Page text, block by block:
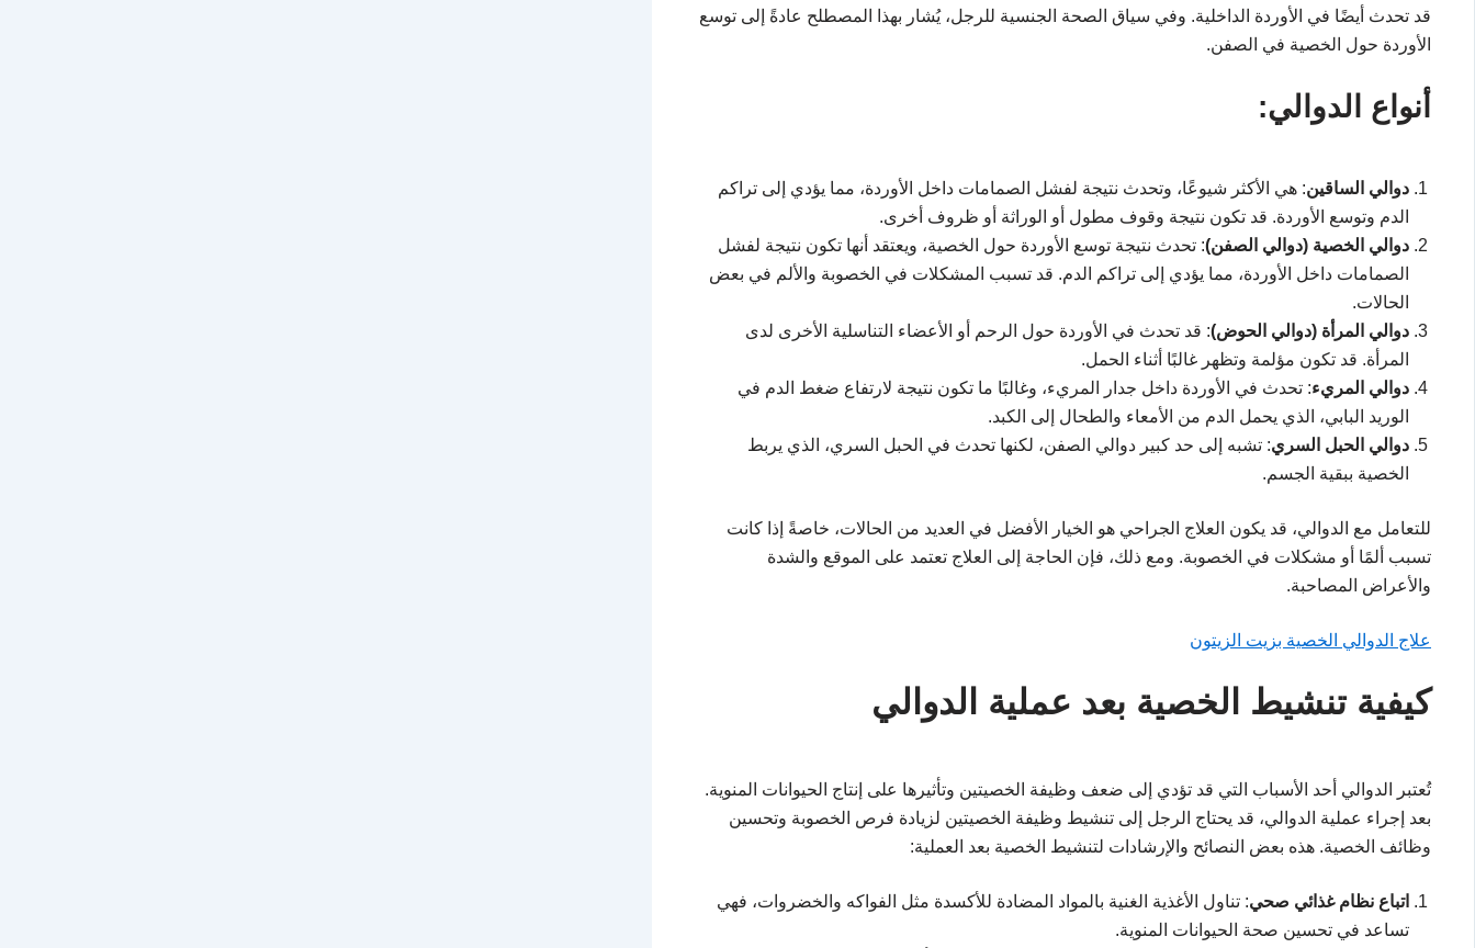
قد تحدث أيضًا في الأوردة الداخلية. وفي سياق الصحة الجنسية للرجل، يُشار بهذا المصطلح عادةً إلى توسع
الأوردة حول الخصية في الصفن.
أنواع الدوالي:
دوالي الساقين: هي الأكثر شيوعًا، وتحدث نتيجة لفشل الصمامات داخل الأوردة، مما يؤدي إلى تراكم
الدم وتوسع الأوردة. قد تكون نتيجة وقوف مطول أو الوراثة أو ظروف أخرى.
دوالي الخصية (دوالي الصفن): تحدث نتيجة توسع الأوردة حول الخصية، ويعتقد أنها تكون نتيجة لفشل
الصمامات داخل الأوردة، مما يؤدي إلى تراكم الدم. قد تسبب المشكلات في الخصوبة والألم في بعض
الحالات.
دوالي المرأة (دوالي الحوض): قد تحدث في الأوردة حول الرحم أو الأعضاء التناسلية الأخرى لدى
المرأة. قد تكون مؤلمة وتظهر غالبًا أثناء الحمل.
دوالي المريء: تحدث في الأوردة داخل جدار المريء، وغالبًا ما تكون نتيجة لارتفاع ضغط الدم في
الوريد البابي، الذي يحمل الدم من الأمعاء والطحال إلى الكبد.
دوالي الحبل السري: تشبه إلى حد كبير دوالي الصفن، لكنها تحدث في الحبل السري، الذي يربط
الخصية ببقية الجسم.
للتعامل مع الدوالي، قد يكون العلاج الجراحي هو الخيار الأفضل في العديد من الحالات، خاصةً إذا كانت
تسبب ألمًا أو مشكلات في الخصوبة. ومع ذلك، فإن الحاجة إلى العلاج تعتمد على الموقع والشدة
والأعراض المصاحبة.
علاج الدوالي الخصية بزيت الزيتون
كيفية تنشيط الخصية بعد عملية الدوالي
تُعتبر الدوالي أحد الأسباب التي قد تؤدي إلى ضعف وظيفة الخصيتين وتأثيرها على إنتاج الحيوانات المنوية.
بعد إجراء عملية الدوالي، قد يحتاج الرجل إلى تنشيط وظيفة الخصيتين لزيادة فرص الخصوبة وتحسين
وظائف الخصية. هذه بعض النصائح والإرشادات لتنشيط الخصية بعد العملية:
اتباع نظام غذائي صحي: تناول الأغذية الغنية بالمواد المضادة للأكسدة مثل الفواكه والخضروات، فهي
تساعد في تحسين صحة الحيوانات المنوية.